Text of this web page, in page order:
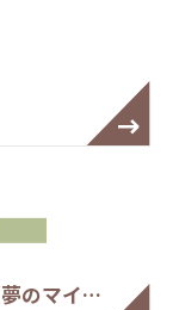
のマイ…